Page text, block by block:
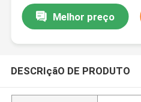
Melhor preço
DESCRIçãO DE PRODUTO